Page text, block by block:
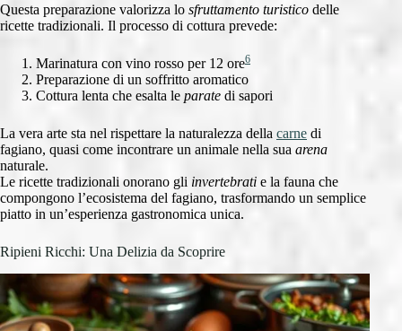
Questa preparazione valorizza lo sfruttamento turistico delle
ricette tradizionali. Il processo di cottura prevede:
Marinatura con vino rosso per 12 ore6
Preparazione di un soffritto aromatico
Cottura lenta che esalta le parate di sapori
La vera arte sta nel rispettare la naturalezza della carne di
fagiano, quasi come incontrare un animale nella sua arena
naturale.
Le ricette tradizionali onorano gli invertebrati e la fauna che
compongono l’ecosistema del fagiano, trasformando un semplice
piatto in un’esperienza gastronomica unica.
Ripieni Ricchi: Una Delizia da Scoprire